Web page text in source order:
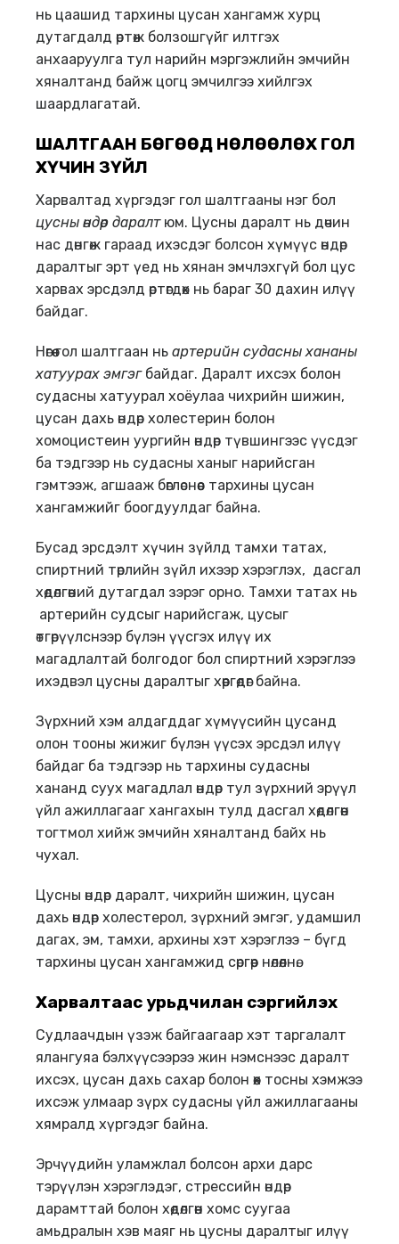
нь цаашид тархины цусан хангамж хурц
дутагдалд өртөж болзошгүйг илтгэх
анхааруулга тул нарийн мэргэжлийн эмчийн
хяналтанд байж цогц эмчилгээ хийлгэх
шаардлагатай.
ШАЛТГААН БӨГӨӨД НӨЛӨӨЛӨХ ГОЛ
ХҮЧИН ЗҮЙЛ
Харвалтад хүргэдэг гол шалтгааны нэг бол
цусны өндөр даралтюм. Цусны даралт нь дөчин
нас дөнгөж гараад ихэсдэг болсон хүмүүс өндөр
даралтыг эрт үед нь хянан эмчлэхгүй бол цус
харвах эрсдэлд өртөгдөх нь бараг 30 дахин илүү
байдаг.
Нөгөө гол шалтгаан нь артерийн судасныхананы
хатуурах эмгэг байдаг. Даралт ихсэх болон
судасны хатуурал хоёулаа чихрийн шижин,
цусан дахь өндөр холестерин болон
хомоцистеин уургийн өндөр түвшингээс үүсдэг
ба тэдгээр нь судасны ханыг нарийсган
гэмтээж, агшааж бөглөснөөс тархины цусан
хангамжийг боогдуулдаг байна.
Бусад эрсдэлт хүчин зүйлд тамхи татах,
спиртний төрлийн зүйл ихээр хэрэглэх, дасгал
хөдөлгөөний дутагдал зэрэг орно. Тамхи татах нь
артерийн судсыг нарийсгаж, цусыг
өтгөрүүлснээр бүлэн үүсгэх илүү их
магадлалтай болгодог бол спиртний хэрэглээ
ихэдвэл цусны даралтыг хөөргөдөг байна.
Зүрхний хэм алдагддаг хүмүүсийн цусанд
олон тооны жижиг бүлэн үүсэх эрсдэл илүү
байдаг ба тэдгээр нь тархины судасны
хананд суух магадлал өндөр тул зүрхний эрүүл
үйл ажиллагааг хангахын тулд дасгал хөдөлгөөн
тогтмол хийж эмчийн хяналтанд байх нь
чухал.
Цусны өндөр даралт, чихрийн шижин, цусан
дахь өндөр холестерол, зүрхний эмгэг, удамшил
дагах, эм, тамхи, архины хэт хэрэглээ – бүгд
тархины цусан хангамжид сөргөөр нөлөөлнө.
Харвалтаас урьдчилан сэргийлэх
Судлаачдын үзэж байгаагаар хэт таргалалт
ялангуяа бэлхүүсээрээ жин нэмснээс даралт
ихсэх, цусан дахь сахар болон өөх тосны хэмжээ
ихсэж улмаар зүрх судасны үйл ажиллагааны
хямралд хүргэдэг байна.
Эрчүүдийн уламжлал болсон архи дарс
тэрүүлэн хэрэглэдэг, стрессийн өндөр
дарамттай болон хөдөлгөөн хомс суугаа
амьдралын хэв маяг нь цусны даралтыг илүү